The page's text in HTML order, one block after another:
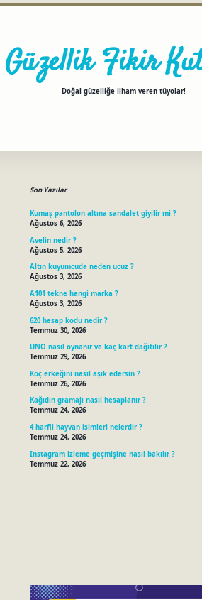
Güzellik Fikir
Doğal güzelliğe ilham veren tüyolar!
Son Yazılar
Kumaş pantolon altına sandalet giyilir mi ?
Ağustos 6, 2026
Avelin nedir ?
Ağustos 5, 2026
Altın kuyumcuda neden ucuz ?
Ağustos 3, 2026
A101 tekne hangi marka ?
Ağustos 3, 2026
620 hesap kodu nedir ?
Temmuz 30, 2026
UNO nasıl oynanır ve kaç kart dağıtılır ?
Temmuz 29, 2026
Koç erkeğini nasıl aşık edersin ?
Temmuz 26, 2026
Kağıdın gramajı nasıl hesaplanır ?
Temmuz 24, 2026
4 harfli hayvan isimleri nelerdir ?
Temmuz 24, 2026
Instagram izleme geçmişine nasıl bakılır ?
Temmuz 22, 2026